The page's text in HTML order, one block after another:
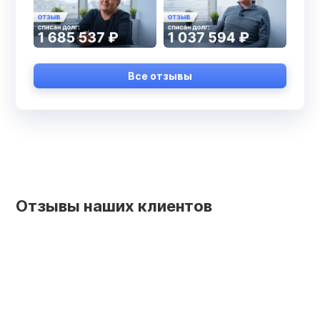
Все отзывы
Отзывы наших клиентов